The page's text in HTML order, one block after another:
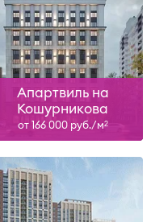
Апартвиль на
Кошурникова
от 166 000 руб./м2